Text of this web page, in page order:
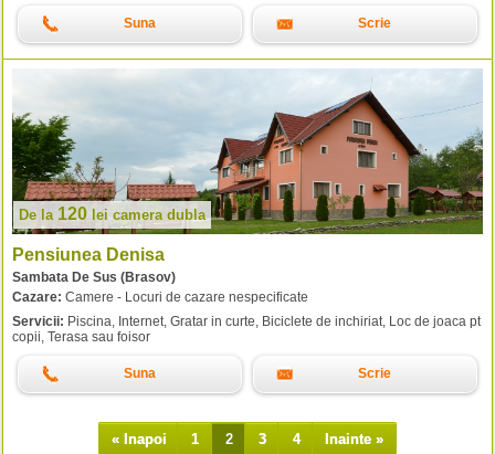
Suna Scrie
De la 120 lei camera dubla
Pensiunea Denisa
Sambata De Sus (Brasov)
Cazare: Camere - Locuri de cazare nespecificate
Servicii: Piscina, Internet, Gratar in curte, Biciclete de inchiriat, Loc de joaca pt
copii, Terasa sau foisor
Suna Scrie
« Inapoi 1 2 3 4 Inainte »